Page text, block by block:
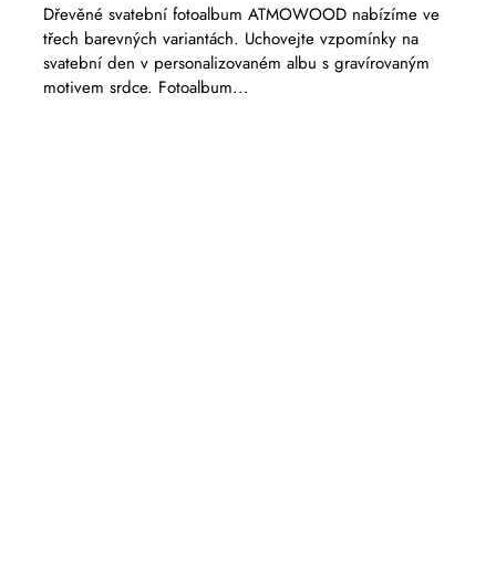
Dřevěné svatební fotoalbum ATMOWOOD nabízíme ve
třech barevných variantách. Uchovejte vzpomínky na
svatební den v personalizovaném albu s gravírovaným
motivem srdce. Fotoalbum...